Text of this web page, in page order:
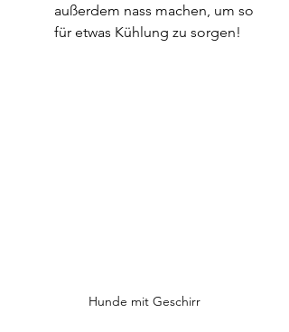
außerdem nass machen, um so
für etwas Kühlung zu sorgen!
Hunde mit Geschirr